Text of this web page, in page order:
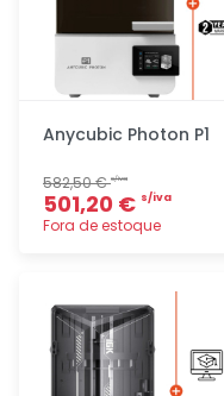
Anycubic Photon P1
582,50 €s/iva
501,20 € s/iva
Fora de estoque
rapidamente